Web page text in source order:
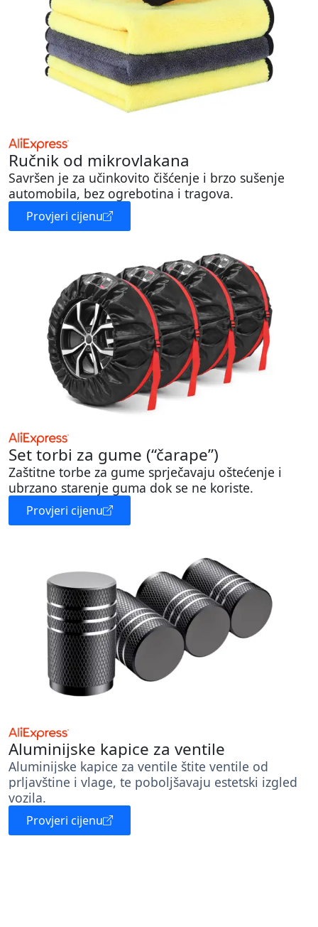
Ručnik od mikrovlakana
Savršen je za učinkovito čišćenje i brzo sušenje
automobila, bez ogrebotina i tragova.
Provjeri cijenu
Set torbi za gume (“čarape”)
Zaštitne torbe za gume sprječavaju oštećenje i
ubrzano starenje guma dok se ne koriste.
Provjeri cijenu
Aluminijske kapice za ventile
Aluminijske kapice za ventile štite ventile od
prljavštine i vlage, te poboljšavaju estetski izgled
vozila.
Provjeri cijenu